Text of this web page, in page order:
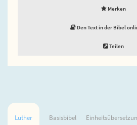
Merken
Den Text in der Bibel
Teilen
Luther Basisbibel